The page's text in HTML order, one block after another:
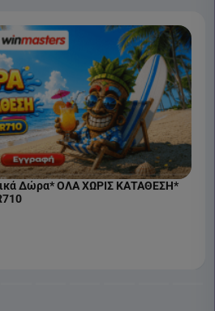
Δώρα* ΟΛΑ ΧΩΡΙΣ ΚΑΤΑΘΕΣΗ*